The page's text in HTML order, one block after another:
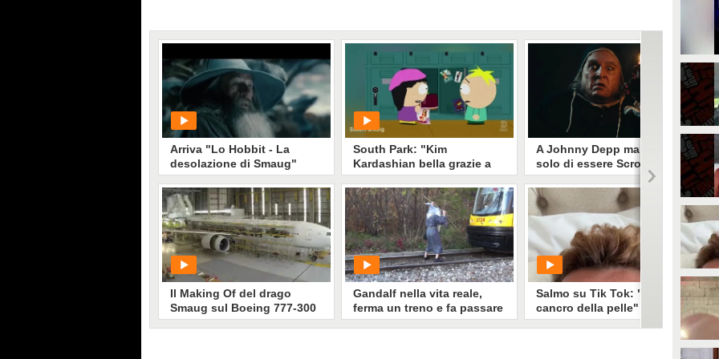
Arriva "Lo Hobbit - La
desolazione di Smaug"
PLAY
344• diSpettacolo Fanpage
Il Making Of del drago
Smaug sul Boeing 777-300
South Park: "Kim
Kardashian bella grazie a
Photoshop"
PLAY
2901• diDaniela Seclì
Gandalf nella vita reale,
ferma un treno e fa passare
gli hobbit
A Johnny Depp mancava
solo di essere Scrooge: il
film esce il 12 novembre in
Italia
Johnny Depp torna protagonista di
una major con Scrooge e gli spiriti
del Natale di Ti West: il primo
trailer arriva dal Comic-Con, in
sala in Italia dal 12 novembre. Nel
cast anche Ian McKellen.
Salmo su Tik Tok: "Ho un
cancro della pelle" e apre al
dibattito sulle creme solari